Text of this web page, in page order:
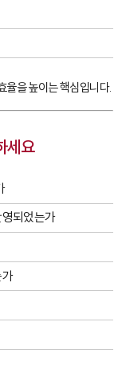
율을 높이는 핵심입니다.
세요
되었는가